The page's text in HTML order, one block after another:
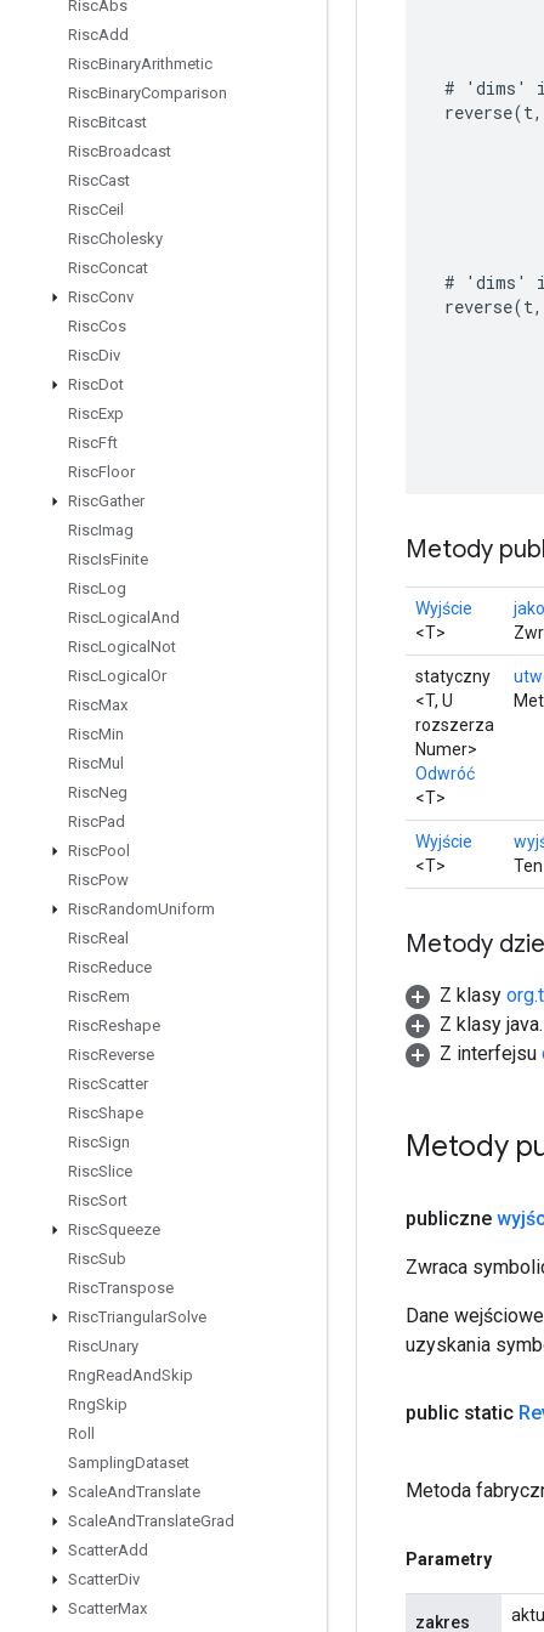
RiscAbs
RiscAdd
RiscBinaryArithmetic
RiscBinaryComparison
RiscBitcast
RiscBroadcast
RiscCast
RiscCeil
RiscCholesky
RiscConcat
RiscConv
RiscCos
RiscDiv
RiscDot
RiscExp
RiscFft
RiscFloor
RiscGather
RiscImag
RiscIsFinite
RiscLog
RiscLogical And
RiscLogical Not
RiscLogical Or
RiscMax
RiscMin
RiscMul
RiscNeg
RiscPad
RiscPool
RiscPow
RiscRandomUniform
RiscReal
RiscReduce
RiscRem
RiscReshape
RiscReverse
RiscScatter
RiscShape
RiscSign
RiscSlice
RiscSort
RiscSqueeze
RiscSub
RiscTranspose
RiscTriangularSolve
RiscUnary
RngReadAndSkip
RngSkip
Roll
SamplingDataset
ScaleAndTranslate
ScaleAndTranslateGrad
ScatterAdd
ScatterDiv
ScatterMax
# ' dims '
reverse(t,
# ' dims '
reverse(t,
Metody
Wyjście
<T>
statyczny
<T, U
rozszerza
Numer>
Odwróć
<T>
Wyjście
<T>
Metody
Z klasy
Z klasy
Z interfejsu
Metody
publiczne
Zwraca
Dane
uzyskania
public static
Metoda
Parametry
zakres